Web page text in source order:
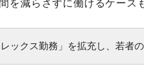
を減らさずに働けるケース
ックス勤務」を拡充し、若者